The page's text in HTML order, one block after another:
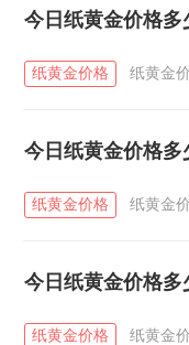
今日纸黄金价格多
纸黄金价格 纸黄金
今日纸黄金价格多
纸黄金价格 纸黄金
今日纸黄金价格多
纸黄金价格 纸黄金